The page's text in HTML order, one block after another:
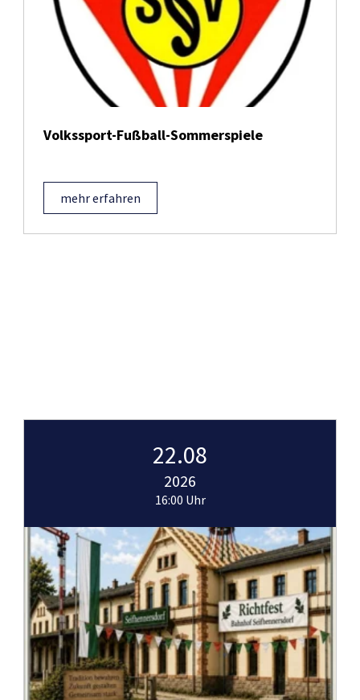
Volkssport-Fußball-Sommerspiele
mehr erfahren
22.08
2026
16:00 Uhr